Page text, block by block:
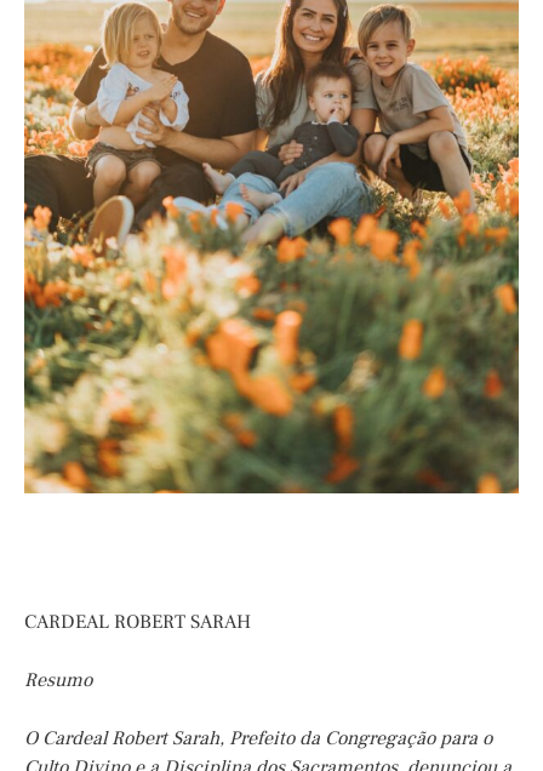
CARDEAL ROBERT SARAH
Resumo
O Cardeal Robert Sarah, Prefeito da Congregação para o